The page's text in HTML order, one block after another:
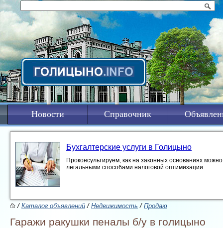
Новости Справочник
Бухгалтерские услуги в Голицыно
Проконсультируем, как на законных основаниях
легальными способами налоговой оптимизации
/Каталог объявлений/Недвижимость/Продаю
Гаражи ракушки пеналы б/у в голицыно